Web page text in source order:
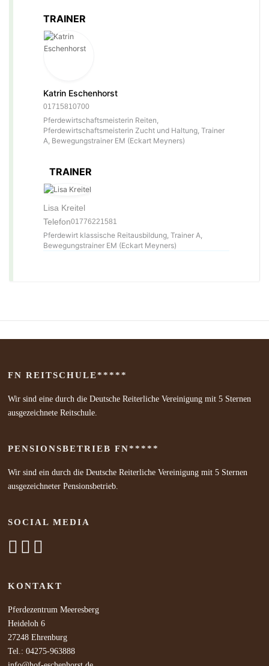
TRAINER
Katrin Eschenhorst
01715810700
Pferdewirtschaftsmeisterin Reiten,
Pferdewirtschaftsmeisterin Zucht und Haltung, Trainer
A, Bewegungstrainer EM (Eckart Meyners)
TRAINER
Lisa Kreitel
Telefon01776221581
Pferdewirt klassische Reitausbildung, Trainer A,
Bewegungstrainer EM (Eckart Meyners)
FN REITSCHULE*****
Wir sind eine durch die Deutsche Reiterliche Vereinigung mit 5 Sternen
ausgezeichnete Reitschule.
PENSIONSBETRIEB FN*****
Wir sind ein durch die Deutsche Reiterliche Vereinigung mit 5 Sternen
ausgezeichneter Pensionsbetrieb.
SOCIAL MEDIA
KONTAKT
Pferdezentrum Meeresberg
Heideloh 6
27248 Ehrenburg
Tel.: 04275-963888